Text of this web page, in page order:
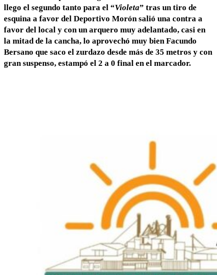
llego el segundo tanto para el “Violeta” tras un tiro de
esquina a favor del Deportivo Morón salió una contra a
favor del local y con un arquero muy adelantado, casi en
la mitad de la cancha, lo aprovechó muy bien Facundo
Bersano que saco el zurdazo desde más de 35 metros y con
gran suspenso, estampó el 2 a 0 final en el marcador.